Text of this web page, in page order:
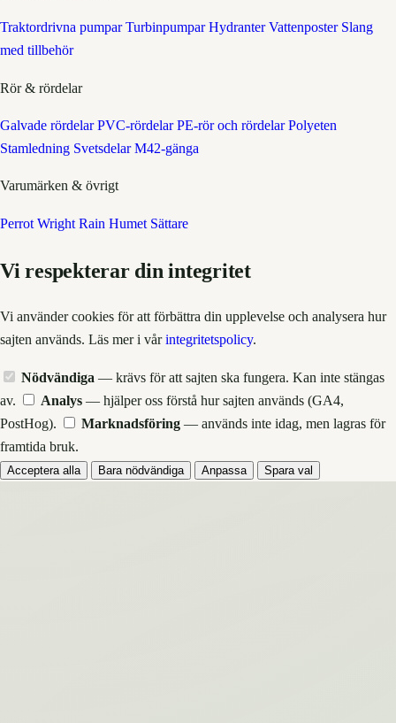
Traktordrivna pumpar Turbinpumpar Hydranter Vattenposter Slang
med tillbehör
Rör & rördelar
Galvade rördelar PVC-rördelar PE-rör och rördelar Polyeten
Stamledning Svetsdelar M42-gänga
Varumärken & övrigt
Perrot Wright Rain Humet Sättare
Vi respekterar din integritet
Vi använder cookies för att förbättra din upplevelse och analysera hur
sajten används. Läs mer i vårintegritetspolicy.
Nödvändiga — krävs för att sajten ska fungera. Kan inte stängas
av.
Analys — hjälper oss förstå hur sajten används (GA4,
PostHog).
Marknadsföring — används inte idag, men lagras för
framtida bruk.
Acceptera alla Bara nödvändiga Anpassa Spara val